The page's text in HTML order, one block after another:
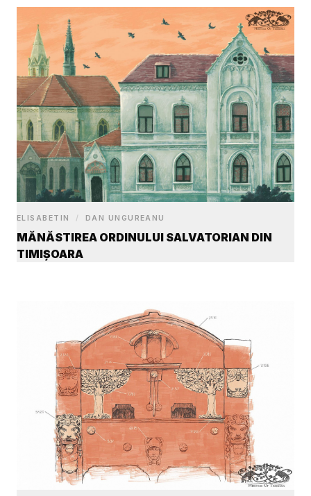
ELISABETIN / DAN UNGUREANU
MĂNĂSTIREA ORDINULUI SALVATORIAN DIN
TIMIȘOARA